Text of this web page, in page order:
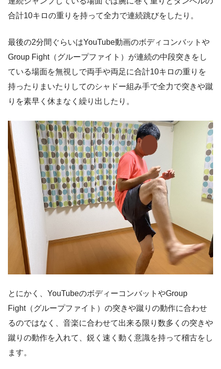
合計10キロの重りを持って全力で連続跳びをしたり。
最後の2分間ぐらいはYouTube動画のボディコンバットや
Group Fight（グループファイト）が連続の中段突きをし
ている場面を無視しで両手や両足に合計10キロの重りを
持ったりまいたりしてのシャドー組み手で全力で突きや蹴
りを素早く休まなく繰り出したり。
とにかく、YouTubeのボディーコンバットやGroup
Fight（グループファイト）の突きや蹴りの動作に合わせ
るのではなく、音楽に合わせて出来る限り数多くの突きや
蹴りの動作を入れて、鋭く速く動く意識を持って稽古をし
ます。